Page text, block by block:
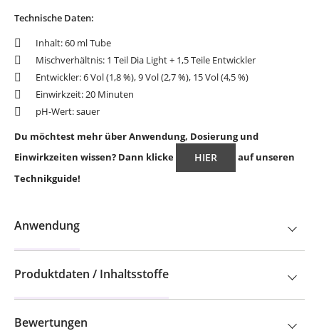
Technische Daten:
Inhalt: 60 ml Tube
Mischverhältnis: 1 Teil Dia Light + 1,5 Teile Entwickler
Entwickler: 6 Vol (1,8 %), 9 Vol (2,7 %), 15 Vol (4,5 %)
Einwirkzeit: 20 Minuten
pH-Wert: sauer
Du möchtest mehr über Anwendung, Dosierung und
Einwirkzeiten wissen? Dann klicke
HIER
auf unseren
Technikguide!
Anwendung
Produktdaten / Inhaltsstoffe
Bewertungen